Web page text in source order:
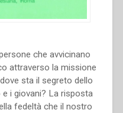
che avvicinano
attraverso la missione
sta il segreto dello
i giovani? La risposta
fedeltà che il nostro